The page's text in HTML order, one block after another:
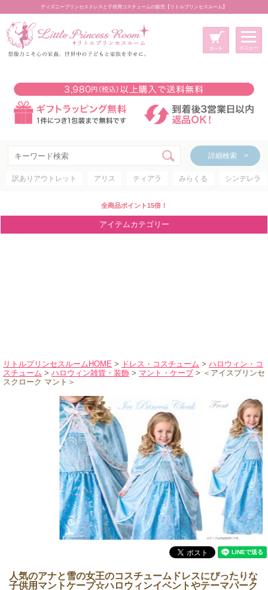
ディズニープリンセスドレスと子供用コスチュームの販売【リトルプリンセスルーム】
詳細検索 >
訳ありアウトレット アリス ティアラ みらくる シンデレラ
全商品ポイント15倍！
アイテムカテゴリー
リトルプリンセスルームHOME > ドレス・コスチューム > ハロウィン・コ
スチューム > ハロウィン雑貨・装飾 > マント・ケープ> ＜アイスプリンセ
スクローク マント＞
人気のアナと雪の女王のコスチュームドレスにぴったりな
子供用マントケープ☆ハロウィンイベントやテーマパーク
新規会員登録
マイページ
カート
詳細検索 >
アイテムカテゴリー
ディズニープリンセス
ディズニキャラクター
アウトレット
ショッピングインフォメーション
会社概要
お支払・送料
返品・交換
サイズの測り方
よくあるご質問
レビューを見る
ブログ
ニュースレター購読
マイページログイン